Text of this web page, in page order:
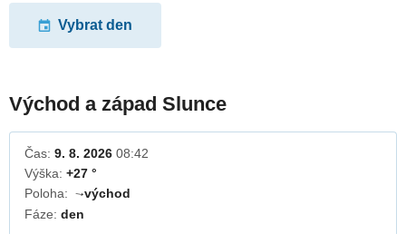
Vybrat den
Východ a západ Slunce
Čas: 9. 8. 2026 08:42
Výška: +27 °
Poloha:
↓východ
Fáze: den